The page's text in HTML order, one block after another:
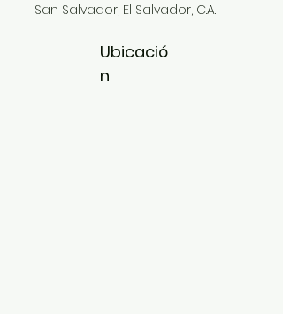
San Salvador, El Salvador, C.A.
Ubicació
n